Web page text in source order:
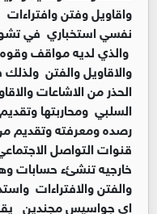
واقاويل وفتن
نفسي استخباري في
والذي لديه مواقف وقوه
والاقاويل والفتن
الحذر من الاشاعات
السلبي ومحاربتها
رصده ومعرفته وتقديم
قنوات التواصل
خارجيه تنشئء حسابات
والفتن والافتراءات
اي جواسيس مجندين